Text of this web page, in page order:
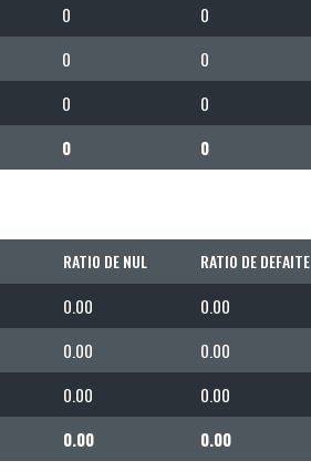
0 0
0 0
0 0
0 0
RATIO DE NUL RATIO DE DEFAITE
0.00 0.00
0.00 0.00
0.00 0.00
0.00 0.00